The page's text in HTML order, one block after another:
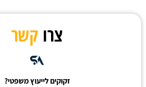
צרו קשר
זקוקים לייעוץ משפטי?